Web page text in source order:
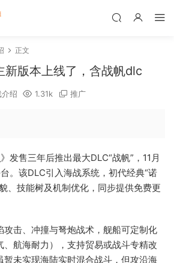
正文
新版本上线了，含战帆dlc
绍 1.31k 推广
》发售三年后推出最大DLC“战帆”，11月
。该DLC引入海战系统，初代经典“诺
、技能树及机制优化，同步提供免费更
攻击、冲撞与弩炮战术，舰船可定制化
、航海耐力），支持贸易或战斗专精改
暂未实现海陆实时混合战斗，但攻沿海